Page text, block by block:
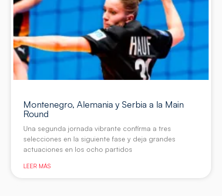
Montenegro, Alemania y Serbia a la Main
Round
Una segunda jornada vibrante confirma a tres
selecciones en la siguiente fase y deja grandes
actuaciones en los ocho partidos
LEER MÁS